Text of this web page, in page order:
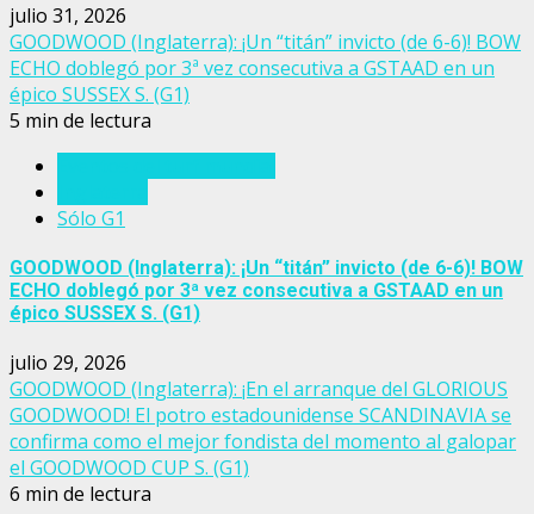
julio 31, 2026
GOODWOOD (Inglaterra): ¡Un “titán” invicto (de 6-6)! BOW
ECHO doblegó por 3ª vez consecutiva a GSTAAD en un
épico SUSSEX S. (G1)
5 min de lectura
Sólo G1
GOODWOOD (Inglaterra): ¡Un “titán” invicto (de 6-6)! BOW
ECHO doblegó por 3ª vez consecutiva a GSTAAD en un
épico SUSSEX S. (G1)
julio 29, 2026
GOODWOOD (Inglaterra): ¡En el arranque del GLORIOUS
GOODWOOD! El potro estadounidense SCANDINAVIA se
confirma como el mejor fondista del momento al galopar
el GOODWOOD CUP S. (G1)
6 min de lectura